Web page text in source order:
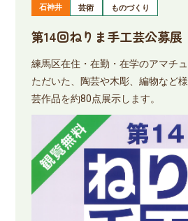
石神井 芸術 ものづくり
第14回ねりま手工芸公募展
練馬区在住・在勤・在学のアマチ
ただいた、陶芸や木彫、編物など
芸作品を約80点展示します。